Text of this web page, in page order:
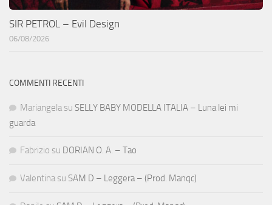
SIR PETROL – Evil Design
06/08/2026
COMMENTI RECENTI
Mariangela su SELLY BABY MODELLA ITALIA – Luna lei mi
guarda
Fabrizio su DORIAN O. A. – Tao
Valentina su SAM D – Leggera – (Prod. Manqc)